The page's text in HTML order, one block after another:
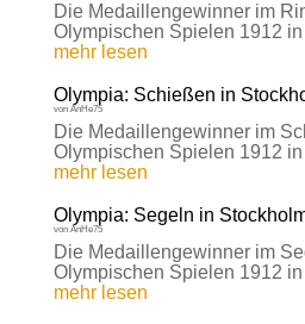
Die Medaillengewinner im
Olympischen Spielen 1912
mehr lesen
Olympia: Schießen in
von AnHe75
Die Medaillengewinner im
Olympischen Spielen 1912
mehr lesen
Olympia: Segeln in
von AnHe75
Die Medaillengewinner im
Olympischen Spielen 1912
mehr lesen